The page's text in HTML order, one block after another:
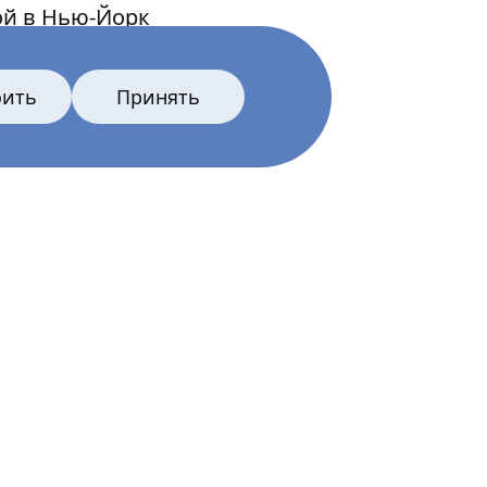
в Нью-Йорк
должен быть
Принять